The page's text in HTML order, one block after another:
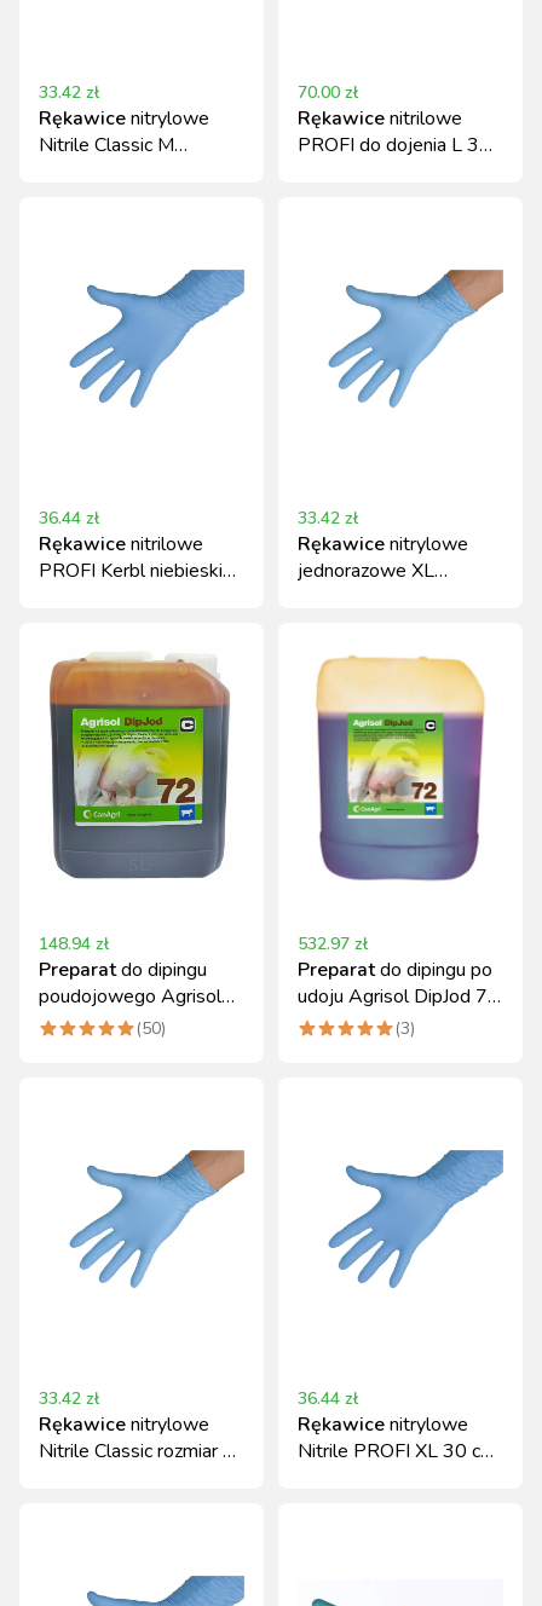
33.42 zł
Rękawicenitrylowe
Nitrile Classic M
70.00 zł
Rękawicenitrilowe
PROFI do dojenia L 30
36.44 zł
Rękawicenitrilowe
PROFI Kerbl niebieskie
33.42 zł
Rękawicenitrylowe
jednorazowe XL
148.94 zł
Preparatdo dipingu
poudojowego Agrisol
DipJod 72 5 kg
(50)
532.97 zł
Preparatdo dipingu po
udoju Agrisol DipJod 72
Jodowy 20 kg
(3)
33.42 zł
Rękawicenitrylowe
Nitrile Classic rozmiar L
36.44 zł
Rękawicenitrylowe
Nitrile PROFI XL 30 cm